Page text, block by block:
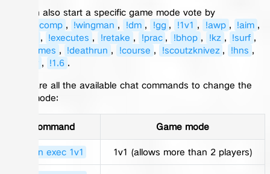
You can also start a specific game mode vote by
!comp , !wingman , !dm , !gg , !1v1 , !awp , !aim ,
, !executes , !retake , !prac , !bhop , !kz , !surf ,
!minigames , !deathrun , !course , !scoutzknivez , !hns ,
, !1.6 .
These are all the available chat commands to change the
game mode:
Command
Game mode
!rcon exec 1v1
1v1 (allows more than 2 players)